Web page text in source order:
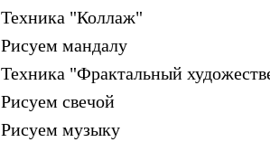
Техника "Коллаж"
Рисуем мандалу
Техника "Фрактальный
Рисуем свечой
Рисуем музыку